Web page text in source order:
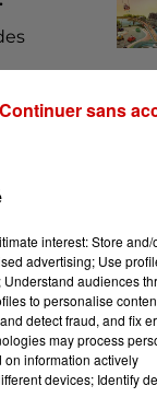
,
interest: Store and/
advertising; Use
audiences
to personalise
detect fraud, and fix
may process
on information actively
devices; Identify
Continuer sans